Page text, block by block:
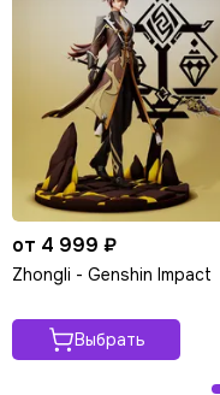
от 4 999 ₽
Zhongli - Genshin Impact
Выбрать